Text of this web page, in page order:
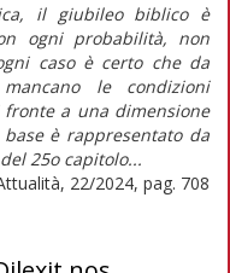
il giubileo biblico è
ogni probabilità, non
caso è certo che da
le condizioni
a una dimensione
è rappresentato da
25o capitolo...
22/2024, pag. 708